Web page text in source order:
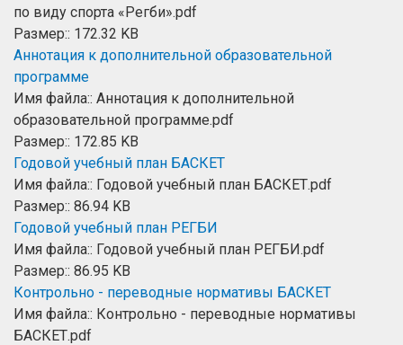
по виду спорта «Регби».pdf
Размер:: 172.32 KB
Аннотация к дополнительной образовательной
программе
Имя файла:: Аннотация к дополнительной
образовательной программе.pdf
Размер:: 172.85 KB
Годовой учебный план БАСКЕТ
Имя файла:: Годовой учебный план БАСКЕТ.pdf
Размер:: 86.94 KB
Годовой учебный план РЕГБИ
Имя файла:: Годовой учебный план РЕГБИ.pdf
Размер:: 86.95 KB
Контрольно - переводные нормативы БАСКЕТ
Имя файла:: Контрольно - переводные нормативы
БАСКЕТ.pdf